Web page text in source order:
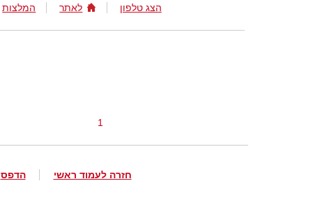
הצג טלפון לאתר המלצות
1
חזרה לעמוד ראשי הדפס